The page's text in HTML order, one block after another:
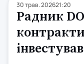
30 трав. 202621:20
Радник
інвестував